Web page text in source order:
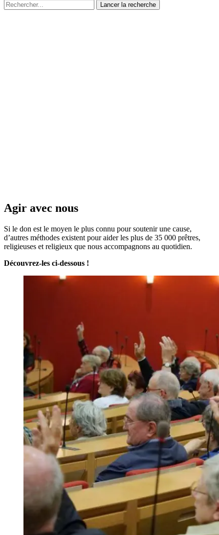
Lancer la recherche
Agir avec nous
Si le don est le moyen le plus connu pour soutenir une cause,
d’autres méthodes existent pour aider les plus de 35 000 prêtres,
religieuses et religieux que nous accompagnons au quotidien.
Découvrez-les ci-dessous !